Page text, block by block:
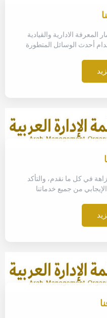
الادارية والقيادية
أحدث الوسائل المتطورة
في كل ما نقدم، والتأكد
من جميع خدماتنا